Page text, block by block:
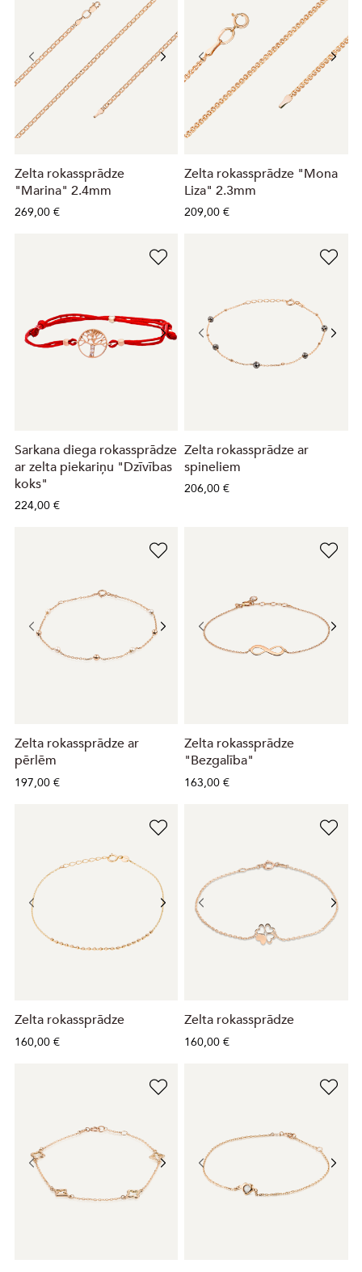
Zelta rokassprādze
"Marina" 2.4mm
269,00 €
Zelta rokassprādze "Mona
Liza" 2.3mm
209,00 €
Sarkana diega rokassprādze
ar zelta piekariņu "Dzīvības
koks"
224,00 €
Zelta rokassprādze ar
spineliem
206,00 €
Zelta rokassprādze ar
pērlēm
197,00 €
Zelta rokassprādze
"Bezgalība"
163,00 €
Zelta rokassprādze
160,00 €
Zelta rokassprādze
160,00 €